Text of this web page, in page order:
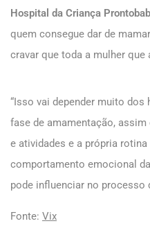
Hospital da Criança
quem consegue dar de
cravar que toda a mulher que
“Isso vai depender muito
fase de amamentação,
e atividades e a própria
comportamento emocional
pode influenciar no processo
Fonte: Vix